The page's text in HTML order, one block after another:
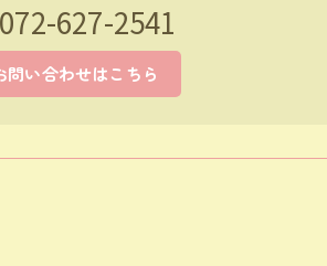
072-627-2541
問い合わせはこちら